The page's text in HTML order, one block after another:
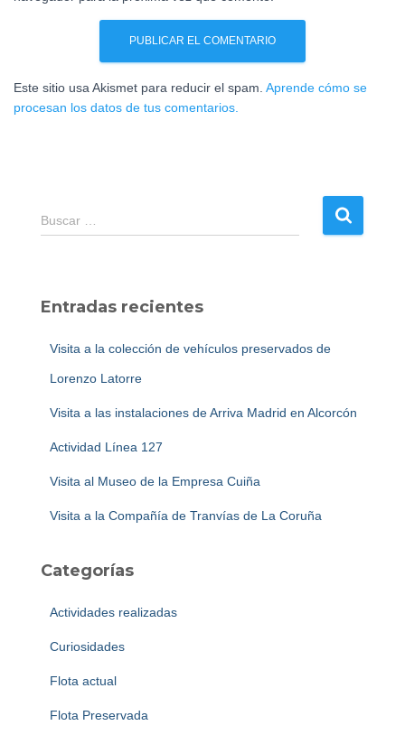
Este sitio usa Akismet para reducir el spam. Aprende cómo se
procesan los datos de tus comentarios.
B
u
r
Buscar …
Entradas recientes
Visita a la colección de vehículos preservados de
Lorenzo Latorre
Visita a las instalaciones de Arriva Madrid en Alcorcón
Actividad Línea 127
Visita al Museo de la Empresa Cuiña
Visita a la Compañía de Tranvías de La Coruña
Categorías
Actividades realizadas
Curiosidades
Flota actual
Flota Preservada